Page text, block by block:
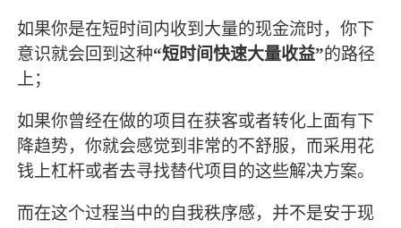
如果你是在短时间内收到大量的现金流时，你下
意识就会回到这种“短时间快速大量收益”的路径
上；
如果你曾经在做的项目在获客或者转化上面有下
降趋势，你就会感觉到非常的不舒服，而采用花
钱上杠杆或者去寻找替代项目的这些解决方案。
而在这个过程当中的自我秩序感，并不是安于现